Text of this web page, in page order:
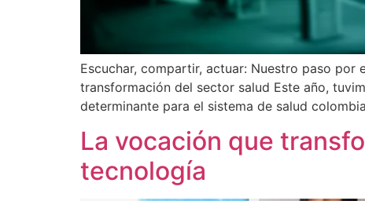
Escuchar, compartir, actuar: Nuestro paso por
transformación del sector salud Este año,
determinante para el sistema de salud
La vocación que
tecnología